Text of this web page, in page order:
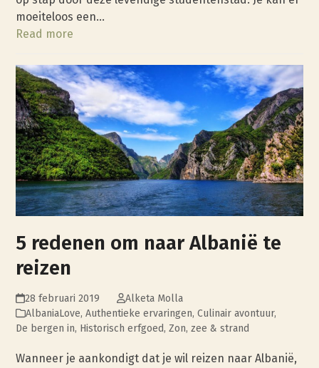
moeiteloos een…
Read more
5 redenen om naar Albanië te
reizen
28 februari 2019
Alketa Molla
AlbaniaLove,Authentieke ervaringen,Culinair avontuur,
De bergen in, Historisch erfgoed,Zon, zee & strand
Wanneer je aankondigt dat je wil reizen naar Albanië,